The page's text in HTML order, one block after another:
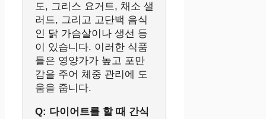
도, 그리스 요거트, 채소 샐
러드, 그리고 고단백 음식
인 닭 가슴살이나 생선 등
이 있습니다. 이러한 식품
들은 영양가가 높고 포만
감을 주어 체중 관리에 도
움을 줍니다.
Q: 다이어트를 할 때 간식